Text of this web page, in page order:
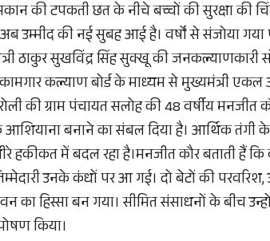
की टपकती छत के नीचे बच्चों की सुरक्षा की
उम्मीद की नई सुबह आई है। वर्षों से संजोया
ठाकुर सुखविंद्र सिंह सुक्खू की
कल्याण बोर्ड के माध्यम से मुख्यमंत्री
की ग्राम पंचायत सलोह की 48 वर्षीय मनजीत
बनाने का संबल दिया है। आर्थिक तंगी
हकीकत में बदल रहा है।मनजीत कौर बताती हैं
उनके कंधों पर आ गई। दो बेटों की
का हिस्सा बन गया। सीमित संसाधनों के बीच
किया।